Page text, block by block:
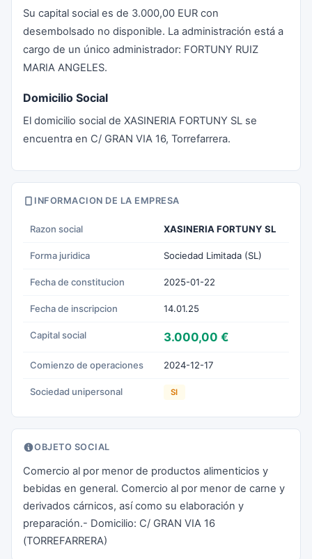
Su capital social es de 3.000,00 EUR con
desembolsado no disponible. La administración está a
cargo de un único administrador: FORTUNY RUIZ
MARIA ANGELES.
Domicilio Social
El domicilio social de XASINERIA FORTUNY SL se
encuentra en C/ GRAN VIA 16, Torrefarrera.
INFORMACION DE LA EMPRESA
Razon social XASINERIA FORTUNY SL
Forma juridica Sociedad Limitada (SL)
Fecha de constitucion 2025-01-22
Fecha de inscripcion 14.01.25
Capital social 3.000,00 €
Comienzo de operaciones 2024-12-17
Sociedad unipersonal SI
OBJETO SOCIAL
Comercio al por menor de productos alimenticios y
bebidas en general. Comercio al por menor de carne y
derivados cárnicos, así como su elaboración y
preparación.- Domicilio: C/ GRAN VIA 16
(TORREFARRERA)